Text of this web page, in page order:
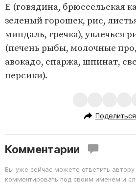
Е (говядина, брюссельская
зеленый горошек, рис,
миндаль, гречка), увлечься
(печень рыбы, молочные
авокадо, спаржа, шпинат,
персики).
Поделиться
Комментарии
Вы уже сейчас можете ответить автору
комментировать под своим именем и